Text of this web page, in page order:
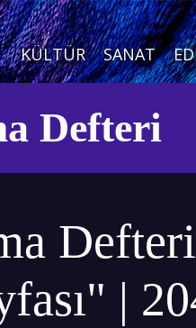
KÜLTÜR SANAT
Defteri
|